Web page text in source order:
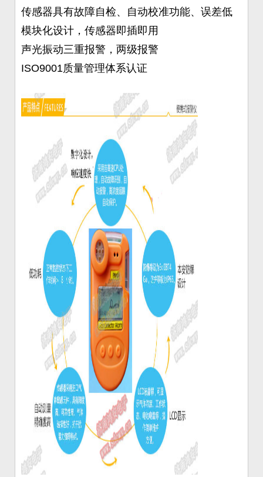
传感器具有故障自检、自动校准功能、误差低
模块化设计，传感器即插即用
声光振动三重报警，两级报警
ISO9001质量管理体系认证